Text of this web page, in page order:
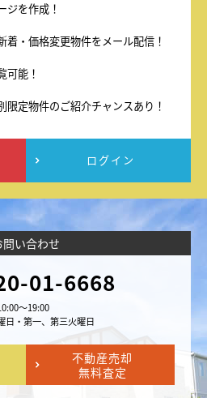
ジを作成！
着・価格変更物件をメール配信！
可能！
限定物件のご紹介チャンスあり！
ログイン
問い合わせ
01-6668
～19:00
日・第一、第三火曜日
不動産売却
無料査定